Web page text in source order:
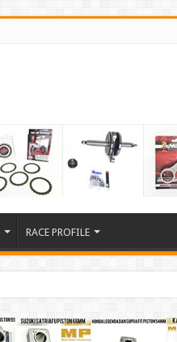
RACE PROFILE